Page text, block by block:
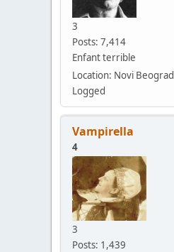
3
Posts: 7,414
Enfant terrible
Location: Novi Beograd
Logged
Vampirella
4
3
Posts: 1,439